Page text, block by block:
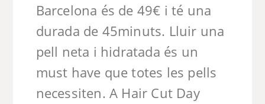
Barcelona és de 49€ i té una
durada de 45minuts. Lluir una
pell neta i hidratada és un
must have que totes les pells
necessiten. A Hair Cut Day